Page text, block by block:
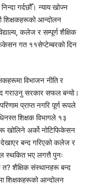
गर्दछौँ। न्याय खोज्न
शिक्षकहरूको आन्दोलन
कलेज र सम्पूर्ण शैक्षिक
गत ११सेप्टेम्बरको दिन
विभाजन नीति र
गराउनु सरकार सफल बन्यो।
प्राप्त नगरि पूर्ण रूपले
शिक्षक विभागले १३
खोलिने अर्को नोटिफिकेसन
देखाएर बन्द गरिएको कलेज र
स्थकित भए लगत्तै पुनः
त? शैक्षिक संस्थानहरू बन्द
शिक्षकहरूको आन्दोलन